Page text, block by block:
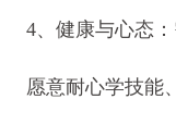
4、健康与心态
愿意耐心学技能